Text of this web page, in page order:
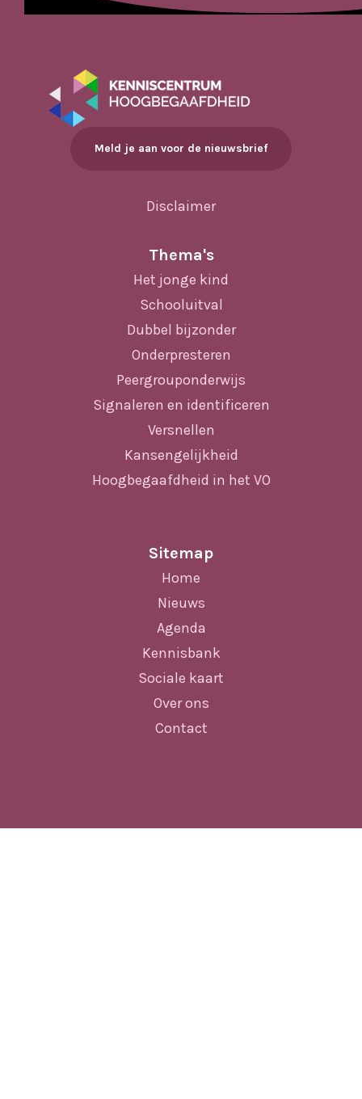
Meld je aan voor de nieuwsbrief
Disclaimer
Thema's
Het jonge kind
Schooluitval
Dubbel bijzonder
Onderpresteren
Peergrouponderwijs
Signaleren en identificeren
Versnellen
Kansengelijkheid
Hoogbegaafdheid in het VO
Sitemap
Home
Nieuws
Agenda
Kennisbank
Sociale kaart
Over ons
Contact